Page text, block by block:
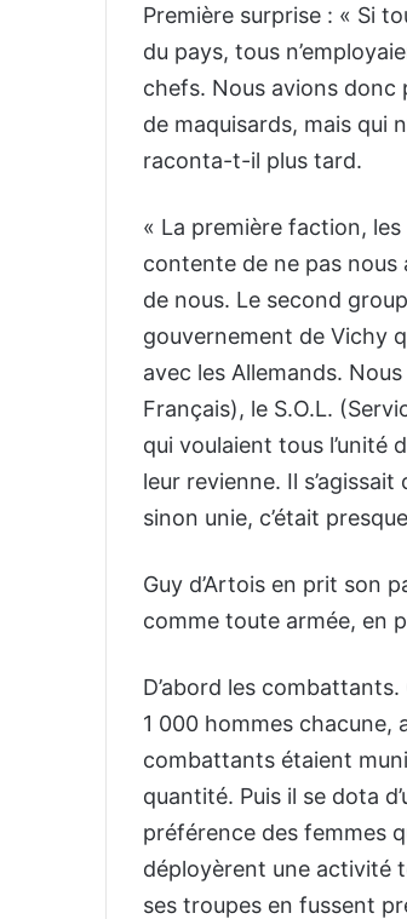
Première surprise : « Si
du pays, tous
chefs. Nous avions donc
de maquisards, mais qui
raconta-t-il plus tard.
« La première faction,
contente de ne pas nous
de nous. Le second
gouvernement de Vichy
avec les Allemands.
Français), le S.O.L.
qui voulaient tous l’unité
leur revienne. Il
sinon unie, c’était
Guy d’Artois en prit son
comme toute armée, en
D’abord les
1 000 hommes chacune,
combattants étaient
quantité. Puis il se dota
préférence des femmes
déployèrent une activité
ses troupes en fussent